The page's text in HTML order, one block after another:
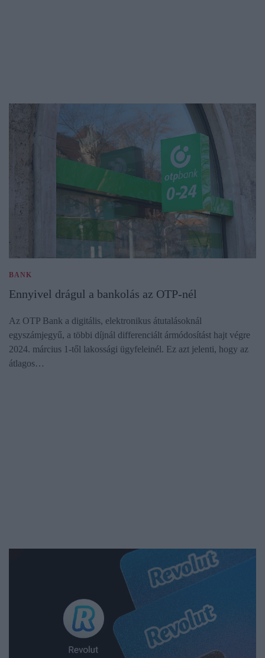
BANK
Ennyivel drágul a bankolás az OTP-nél
Az OTP Bank a digitális, elektronikus átutalásoknál
egyszámjegyű, a többi díjnál differenciált ármódosítást hajt végre
2024. március 1-től lakossági ügyfeleinél. Ez azt jelenti, hogy az
átlagos…